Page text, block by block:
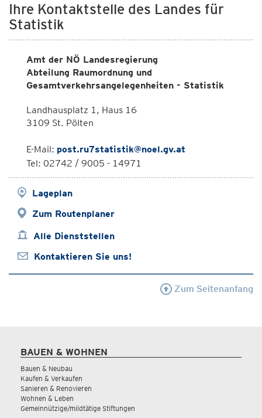
Ihre Kontaktstelle des Landes für
Statistik
Amt der NÖ Landesregierung
Abteilung Raumordnung und
Gesamtverkehrsangelegenheiten - Statistik
Landhausplatz 1, Haus 16
3109 St. Pölten
E-Mail: post.ru7statistik@noel.gv.at
Tel: 02742 / 9005 - 14971
Lageplan
Zum Routenplaner
Alle Dienststellen
Kontaktieren Sie uns!
Zum Seitenanfang
BAUEN & WOHNEN
Bauen & Neubau
Kaufen & Verkaufen
Sanieren & Renovieren
Wohnen & Leben
Gemeinnützige/mildtätige Stiftungen